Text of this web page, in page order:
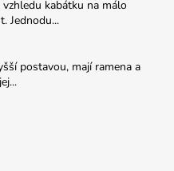
kabátku na málo
Jednodu...
postavou, mají ramena a